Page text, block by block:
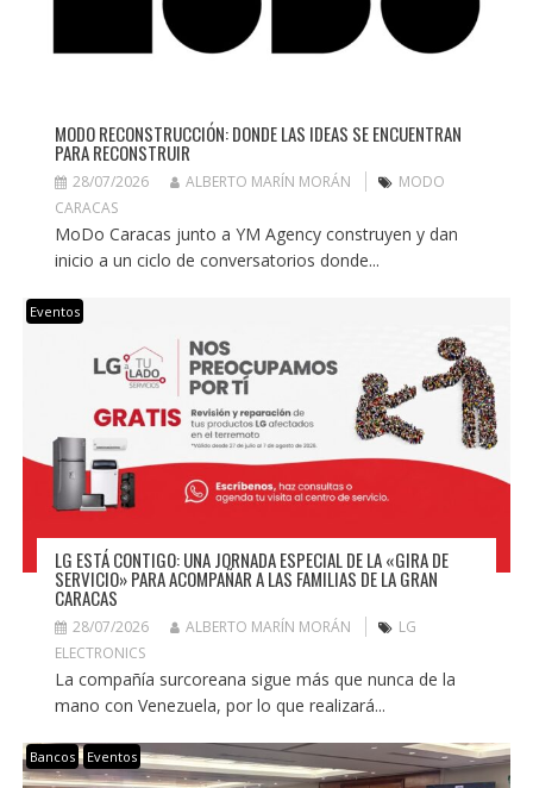
MODO RECONSTRUCCIÓN: DONDE LAS IDEAS SE ENCUENTRAN
PARA RECONSTRUIR
28/07/2026 ALBERTO MARÍN MORÁN
MODO
CARACAS
MoDo Caracas junto a YM Agency construyen y dan
inicio a un ciclo de conversatorios donde...
Eventos
LG ESTÁ CONTIGO: UNA JORNADA ESPECIAL DE LA «GIRA DE
SERVICIO» PARA ACOMPAÑAR A LAS FAMILIAS DE LA GRAN
CARACAS
28/07/2026 ALBERTO MARÍN MORÁN
LG
ELECTRONICS
La compañía surcoreana sigue más que nunca de la
mano con Venezuela, por lo que realizará...
Bancos Eventos